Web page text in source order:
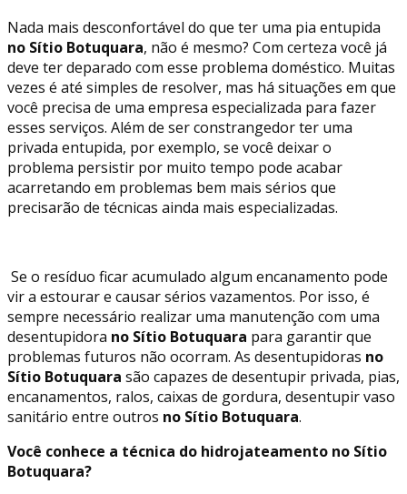
Nada mais desconfortável do que ter uma pia entupida
no Sítio Botuquara, não é mesmo? Com certeza você já
deve ter deparado com esse problema doméstico. Muitas
vezes é até simples de resolver, mas há situações em que
você precisa de uma empresa especializada para fazer
esses serviços. Além de ser constrangedor ter uma
privada entupida, por exemplo, se você deixar o
problema persistir por muito tempo pode acabar
acarretando em problemas bem mais sérios que
precisarão de técnicas ainda mais especializadas.
Se o resíduo ficar acumulado algum encanamento pode
vir a estourar e causar sérios vazamentos. Por isso, é
sempre necessário realizar uma manutenção com uma
desentupidora no Sítio Botuquara para garantir que
problemas futuros não ocorram. As desentupidoras no
Sítio Botuquara são capazes de desentupir privada, pias,
encanamentos, ralos, caixas de gordura, desentupir vaso
sanitário entre outros no Sítio Botuquara.
Você conhece a técnica do hidrojateamento no Sítio
Botuquara?